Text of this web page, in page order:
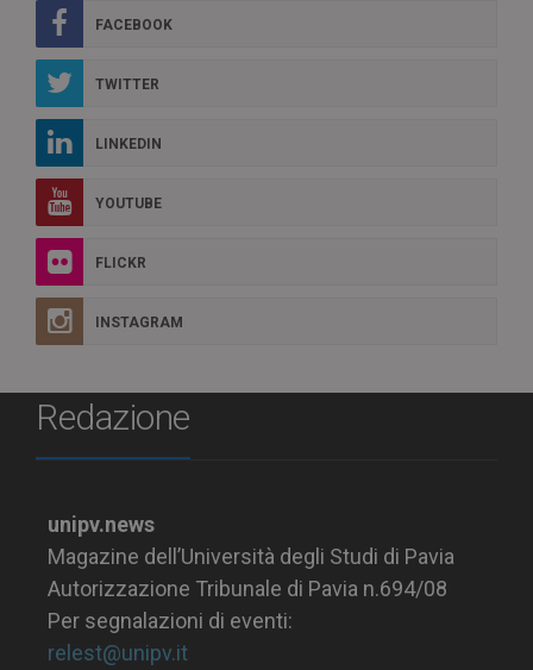
FACEBOOK
TWITTER
LINKEDIN
YOUTUBE
FLICKR
INSTAGRAM
Redazione
unipv.news
Magazine dell’Università degli Studi di Pavia
Autorizzazione Tribunale di Pavia n.694/08
Per segnalazioni di eventi:
relest@unipv.it